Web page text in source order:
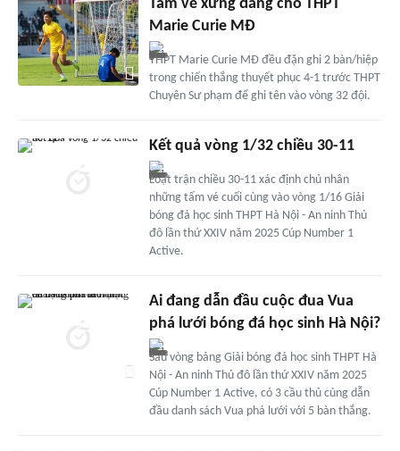
Tấm vé xứng đáng cho THPT
Marie Curie MĐ
THPT Marie Curie MĐ đều đặn ghi 2 bàn/hiệp
trong chiến thắng thuyết phục 4-1 trước THPT
Chuyên Sư phạm để ghi tên vào vòng 32 đội.
Kết quả vòng 1/32 chiều 30-11
Loạt trận chiều 30-11 xác định chủ nhân
những tấm vé cuối cùng vào vòng 1/16 Giải
bóng đá học sinh THPT Hà Nội - An ninh Thủ
đô lần thứ XXIV năm 2025 Cúp Number 1
Active.
Ai đang dẫn đầu cuộc đua Vua
phá lưới bóng đá học sinh Hà Nội?
Sau vòng bảng Giải bóng đá học sinh THPT Hà
Nội - An ninh Thủ đô lần thứ XXIV năm 2025
Cúp Number 1 Active, có 3 cầu thủ cùng dẫn
đầu danh sách Vua phá lưới với 5 bàn thắng.